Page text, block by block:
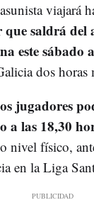
viajará
saldrá del
este sábado
dos horas
jugadores
a las 18,30
nivel físico,
en la Liga